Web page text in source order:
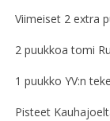
Viimeiset 2 extra
2 puukkoa tomi
1 puukko YV:n
Pisteet